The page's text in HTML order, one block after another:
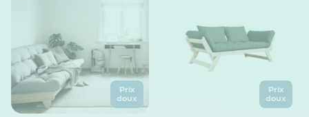
Prix
doux
Prix
doux